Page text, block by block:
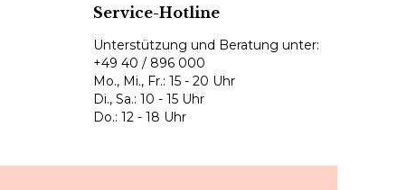
Service-Hotline
Unterstützung und Beratung unter:
+49 40 / 896 000
Mo., Mi., Fr.: 15 - 20 Uhr
Di., Sa.: 10 - 15 Uhr
Do.: 12 - 18 Uhr